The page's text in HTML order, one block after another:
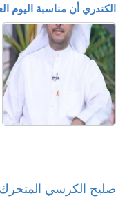
الكندري أن مناسبة اليوم
صليح الكرسي